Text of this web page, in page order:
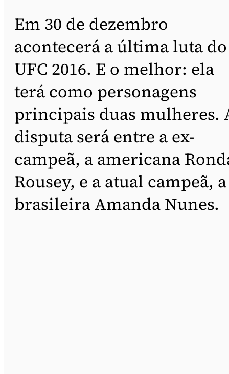
Em 30 de dezembro
acontecerá a última luta do
UFC 2016. E o melhor: ela
terá como personagens
principais duas mulheres.
disputa será entre a ex-
campeã, a americana
Rousey, e a atual campeã, a
brasileira Amanda Nunes.